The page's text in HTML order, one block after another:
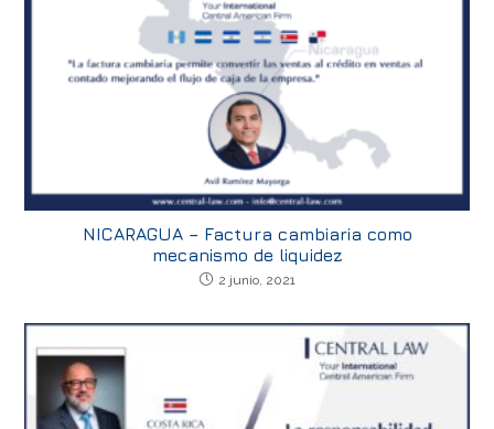
NICARAGUA – Factura cambiaria como
mecanismo de liquidez
2 junio, 2021